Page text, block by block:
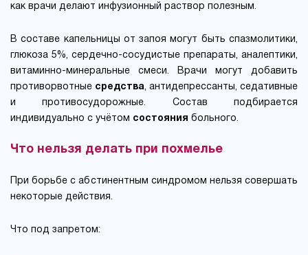
как врачи делают инфузионный раствор полезным.
В составе капельницы от запоя могут быть спазмолитики,
глюкоза 5%, сердечно-сосудистые препараты, аналептики,
витаминно-минеральные смеси. Врачи могут добавить
противорвотные средства , антидепрессанты, седативные
и противосудорожные. Состав подбирается
индивидуально с учётом состояния больного.
Что нельзя делать при похмелье
При борьбе с абстинентным синдромом нельзя совершать
некоторые действия.
Что под запретом: